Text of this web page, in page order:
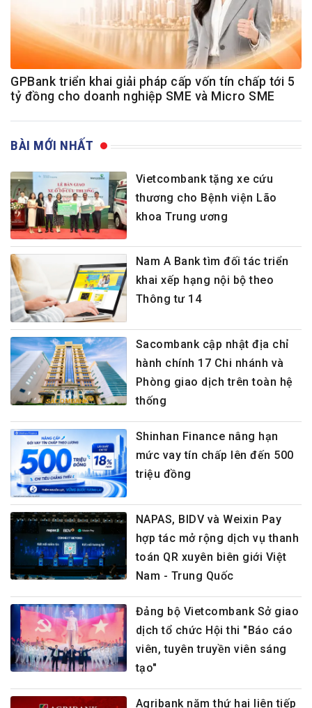
GPBank triển khai giải pháp cấp vốn tín chấp tới 5
tỷ đồng cho doanh nghiệp SME và Micro SME
BÀI MỚI NHẤT
Vietcombank tặng xe cứu
thương cho Bệnh viện Lão
khoa Trung ương
Nam A Bank tìm đối tác triển
khai xếp hạng nội bộ theo
Thông tư 14
Sacombank cập nhật địa chỉ
hành chính 17 Chi nhánh và
Phòng giao dịch trên toàn hệ
thống
Shinhan Finance nâng hạn
mức vay tín chấp lên đến 500
triệu đồng
NAPAS, BIDV và Weixin Pay
hợp tác mở rộng dịch vụ thanh
toán QR xuyên biên giới Việt
Nam - Trung Quốc
Đảng bộ Vietcombank Sở giao
dịch tổ chức Hội thi "Báo cáo
viên, tuyên truyền viên sáng
tạo"
Agribank năm thứ hai liên tiếp